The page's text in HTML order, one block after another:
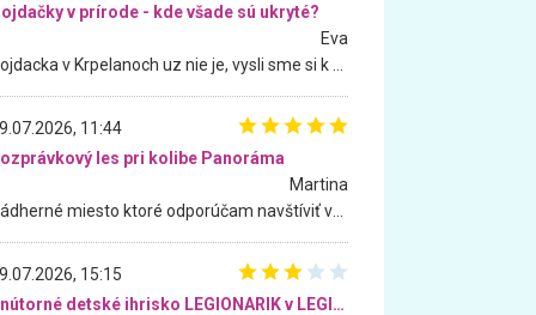
v prírode - kde všade sú ukryté?
Eva
11:44
les pri kolibe Panoráma
Martina
15:15
Vnútorné detské ihrisko LEGIONARIK v LEGIA Fitness